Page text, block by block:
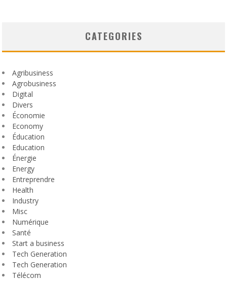
CATEGORIES
Agribusiness
Agrobusiness
Digital
Divers
Économie
Economy
Éducation
Education
Énergie
Energy
Entreprendre
Health
Industry
Misc
Numérique
Santé
Start a business
Tech Generation
Tech Generation
Télécom